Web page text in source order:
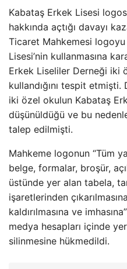
Kabataş Erkek Lisesi
hakkında açtığı davayı
Ticaret Mahkemesi
Lisesi’nin kullanmasına
Erkek Liseliler Derneği iki
kullandığını tespit etmişti.
iki özel okulun Kabataş
düşünüldüğü ve bu
talep edilmişti.
Mahkeme logonun “Tüm
belge, formalar, broşür,
üstünde yer alan tabela,
işaretlerinden
kaldırılmasına ve
medya hesapları içinde
silinmesine hükmedildi.